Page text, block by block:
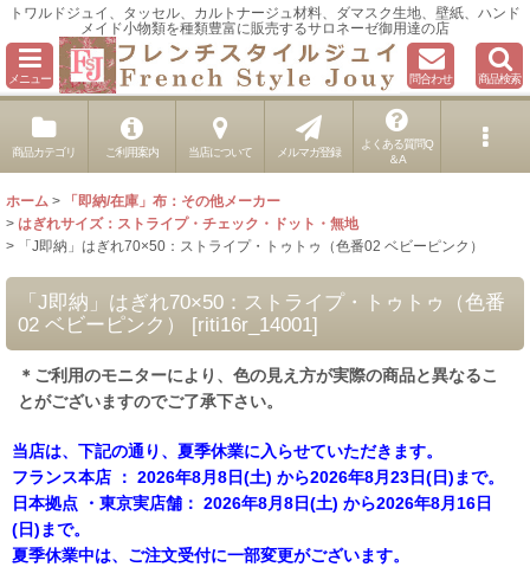
トワルドジュイ、タッセル、カルトナージュ材料、ダマスク生地、壁紙、ハンド
メイド小物類を種類豊富に販売するサロネーゼ御用達の店
メニュー 問合わせ 商品検索
商品カテゴリ ご利用案内 当店について メルマガ登録
よくある質問Q
＆A
ホーム >
「即納/在庫」布：その他メーカー
> はぎれサイズ：ストライプ・チェック・ドット・無地
>
「J即納」はぎれ70×50：ストライプ・トゥトゥ（色番02 ベビーピンク）
「J即納」はぎれ70×50：ストライプ・トゥトゥ（色番
02 ベビーピンク）
[riti16r_14001]
＊ご利用のモニターにより、色の見え方が実際の商品と異なるこ
とがございますのでご了承下さい。
当店は、下記の通り、夏季休業に入らせていただきます。
フランス本店 ： 2026年8月8日(土) から2026年8月23日(日)まで。
日本拠点 ・東京実店舗： 2026年8月8日(土) から2026年8月16日
(日)まで。
夏季休業中は、ご注文受付に一部変更がございます。